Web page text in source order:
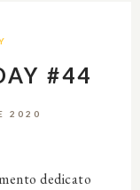
#44
2020
dedicato